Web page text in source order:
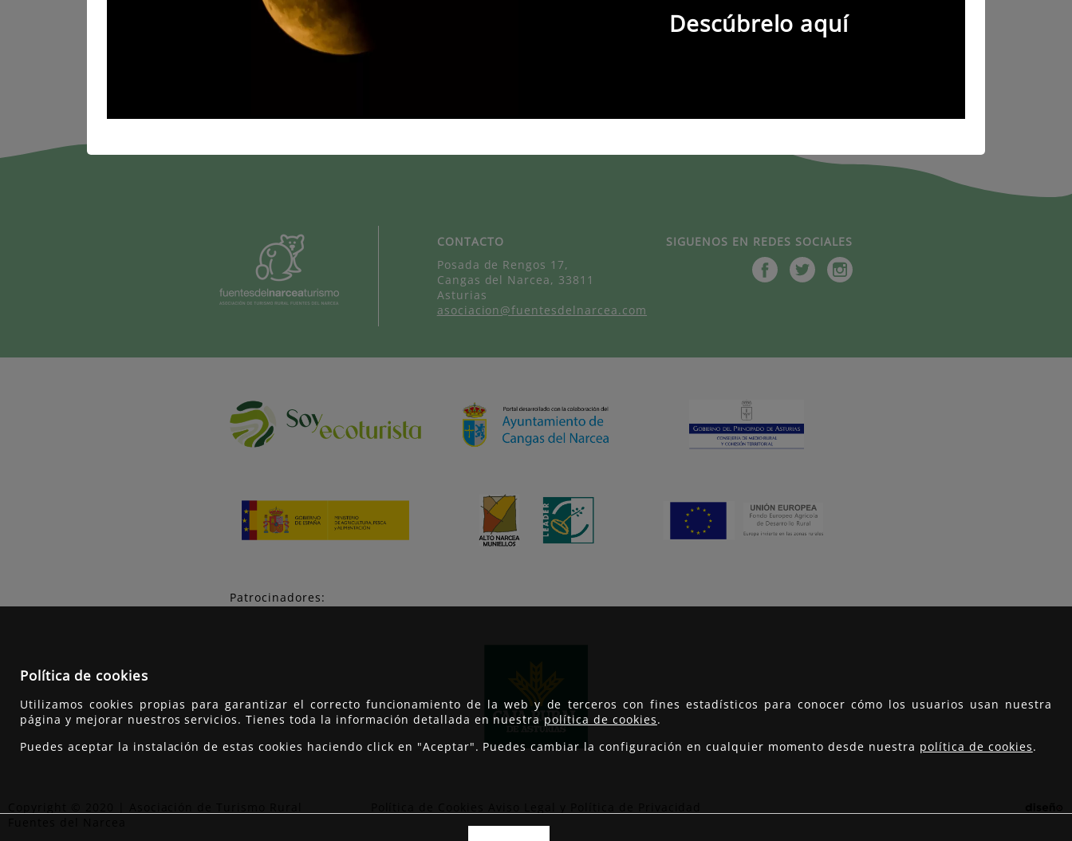
Descúbrelo aquí
CONTACTO
Posada de Rengos 17,
Cangas del Narcea, 33811
Asturias
asociacion@fuentesdelnarcea.com
SIGUENOS EN REDES SOCIALES
Patrocinadores:
Política de cookies
Utilizamos cookies propias para garantizar el correcto funcionamiento de la web y de terceros con fines estadísticos para conocer cómo los usuarios usan nuestra
página y mejorar nuestros servicios. Tienes toda la información detallada en nuestra política de cookies.
Puedes aceptar la instalación de estas cookies haciendo click en "Aceptar". Puedes cambiar la configuración en cualquier momento desde nuestra política de cookies.